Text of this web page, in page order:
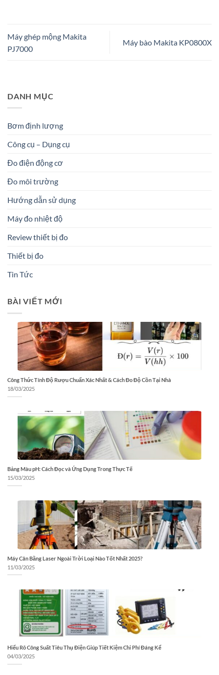
Máy ghép mộng Makita
PJ7000
Máy bào Makita KP0800X
DANH MỤC
Bơm định lượng
Công cụ – Dụng cụ
Đo điện động cơ
Đo môi trường
Hướng dẫn sử dụng
Máy đo nhiệt độ
Review thiết bị đo
Thiết bị đo
Tin Tức
BÀI VIẾT MỚI
Công Thức Tính Độ Rượu Chuẩn Xác Nhất & Cách Đo Độ Cồn Tại Nhà
18/03/2025
Bảng Màu pH: Cách Đọc và Ứng Dụng Trong Thực Tế
15/03/2025
Máy Cân Bằng Laser Ngoài Trời Loại Nào Tốt Nhất 2025?
11/03/2025
Hiểu Rõ Công Suất Tiêu Thụ Điện Giúp Tiết Kiệm Chi Phí Đáng Kể
04/03/2025